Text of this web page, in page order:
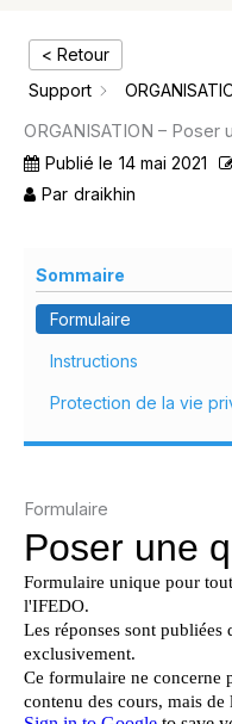
< Retour
Support
ORGANISATION – Poser
Publié le 14 mai 2021
Par draikhin
Sommaire
Formulaire
Instructions
Protection de la vie
Formulaire